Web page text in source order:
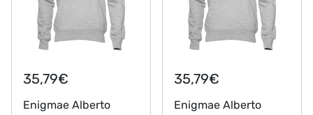
35,79€
Enigmae Alberto
35,79€
Enigmae Alberto